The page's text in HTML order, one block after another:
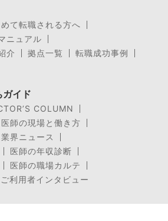
て転職される方へ
ニュアル
介
拠点一覧
転職成功事例
ガイド
COLUMN
医師の現場と働き方
業界ニュース
医師の年収診断
医師の職場カルテ
利用者インタビュー